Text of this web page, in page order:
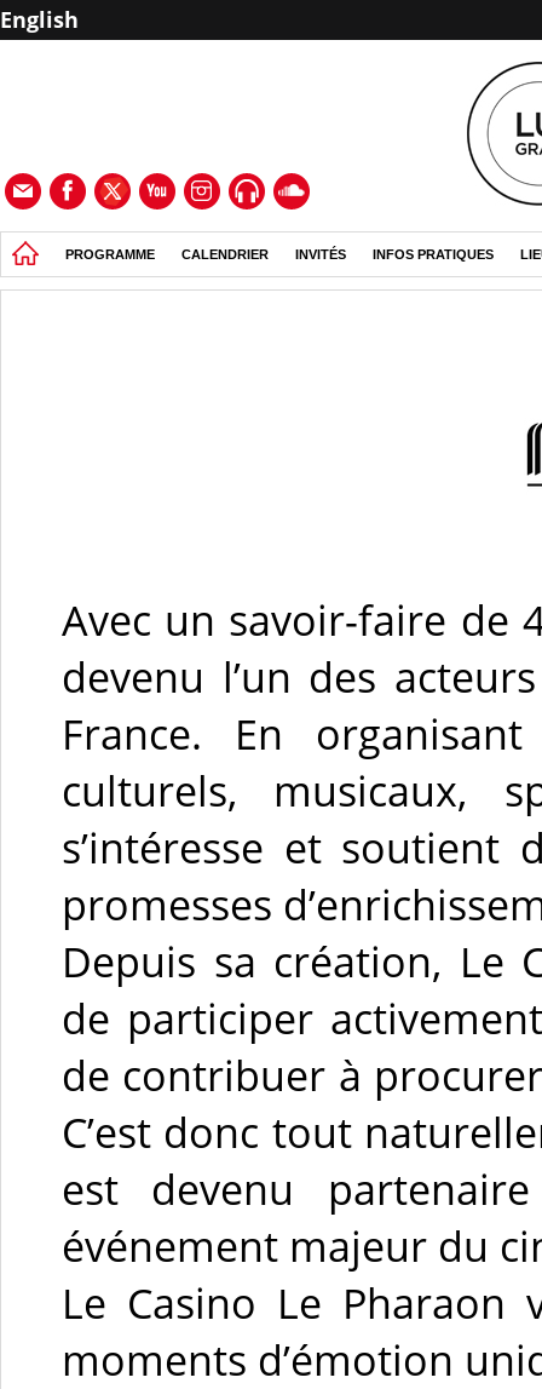
English
PROGRAMME CALENDRIER INVITÉS INFOS PRATIQUES
Avec un savoir-faire de
devenu l’un des
France. En
culturels, musicaux,
s’intéresse et soutient
promesses
Depuis sa création, Le
de participer
de contribuer à
C’est donc tout
est devenu
événement majeur du
Le Casino Le Pharaon
moments d’émotion